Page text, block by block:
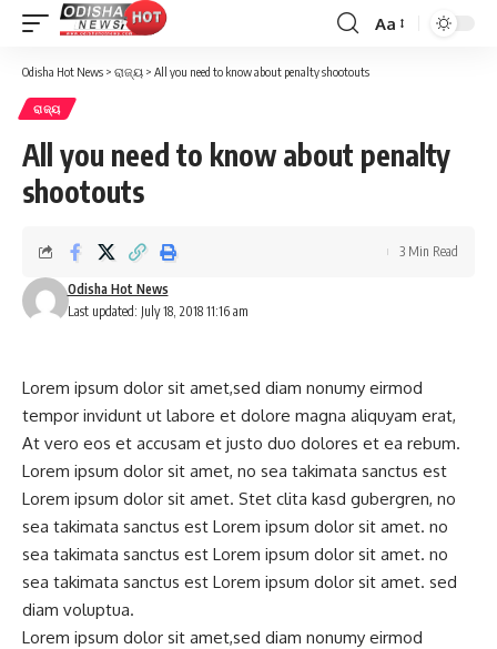
Font
Aa
Odisha Hot News > ରାଜ୍ୟ > All you need to know about penalty shootouts
ରାଜ୍ୟ
All you need to know about penalty
shootouts
Last updated: July 18, 2018 11:16 am
Odisha Hot News
3 Min Read
Lorem ipsum dolor sit amet,sed diam nonumy eirmod
tempor invidunt ut labore et dolore magna aliquyam erat,
At vero eos et accusam et justo duo dolores et ea rebum.
Lorem ipsum dolor sit amet, no sea takimata sanctus est
Lorem ipsum dolor sit amet. Stet clita kasd gubergren, no
sea takimata sanctus est Lorem ipsum dolor sit amet. no
sea takimata sanctus est Lorem ipsum dolor sit amet. no
sea takimata sanctus est Lorem ipsum dolor sit amet. sed
diam voluptua.
Lorem ipsum dolor sit amet,sed diam nonumy eirmod